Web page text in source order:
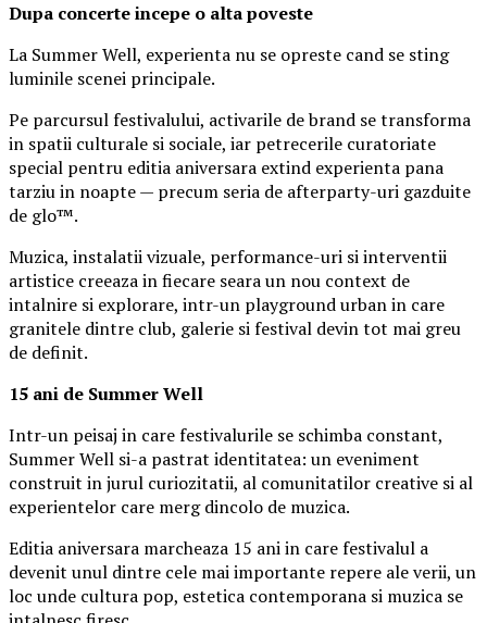
Dupa concerte incepe o alta poveste
La Summer Well, experienta nu se opreste cand se sting
luminile scenei principale.
Pe parcursul festivalului, activarile de brand se transforma
in spatii culturale si sociale, iar petrecerile curatoriate
special pentru editia aniversara extind experienta pana
tarziu in noapte — precum seria de afterparty-uri gazduite
de glo™.
Muzica, instalatii vizuale, performance-uri si interventii
artistice creeaza in fiecare seara un nou context de
intalnire si explorare, intr-un playground urban in care
granitele dintre club, galerie si festival devin tot mai greu
de definit.
15 ani de Summer Well
Intr-un peisaj in care festivalurile se schimba constant,
Summer Well si-a pastrat identitatea: un eveniment
construit in jurul curiozitatii, al comunitatilor creative si al
experientelor care merg dincolo de muzica.
Editia aniversara marcheaza 15 ani in care festivalul a
devenit unul dintre cele mai importante repere ale verii, un
loc unde cultura pop, estetica contemporana si muzica se